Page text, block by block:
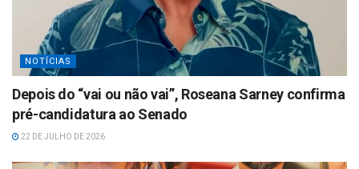
NOTÍCIAS
Depois do “vai ou não vai”, Roseana Sarney confirma
pré-candidatura ao Senado
22 DE JULHO DE 2026